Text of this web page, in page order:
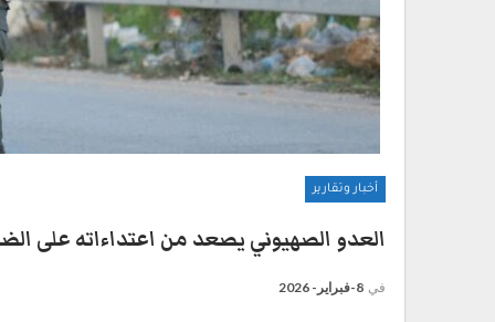
أخبار وتقارير
العدو الصهيوني يصعد من اعتداءاته على
في 8-فبراير- 2026